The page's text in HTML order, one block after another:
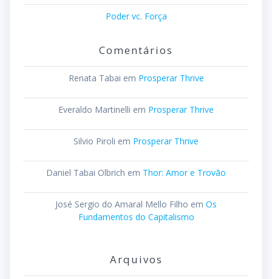
Poder vc. Força
Comentários
Renata Tabai em Prosperar Thrive
Everaldo Martinelli em Prosperar Thrive
Silvio Piroli em Prosperar Thrive
Daniel Tabai Olbrich em Thor: Amor e Trovão
José Sergio do Amaral Mello Filho em Os
Fundamentos do Capitalismo
Arquivos